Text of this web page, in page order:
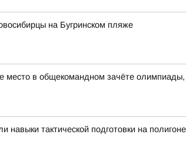
на Бугринском пляже
в общекомандном зачёте
тактической подготовки на